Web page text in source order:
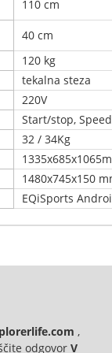
110 cm
40 cm
120 kg
tekalna steza
220V
Start/stop,
32 / 34Kg
1480x745x150
EQiSports
pod
za začetnike in
napredek,
porabo kalorij,
,
odgovor V